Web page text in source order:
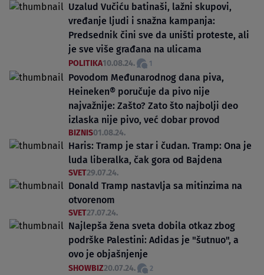
Uzalud Vučiću batinaši, lažni skupovi,
vređanje ljudi i snažna kampanja:
Predsednik čini sve da uništi proteste, ali
je sve više građana na ulicama
POLITIKA10.08.24. 1
Povodom Međunarodnog dana piva,
Heineken® poručuje da pivo nije
najvažnije: Zašto? Zato što najbolji deo
izlaska nije pivo, već dobar provod
BIZNIS01.08.24.
Haris: Tramp je star i čudan. Tramp: Ona je
luda liberalka, čak gora od Bajdena
SVET29.07.24.
Donald Tramp nastavlja sa mitinzima na
otvorenom
SVET27.07.24.
Najlepša žena sveta dobila otkaz zbog
podrške Palestini: Adidas je "šutnuo", a
ovo je objašnjenje
SHOWBIZ20.07.24. 2